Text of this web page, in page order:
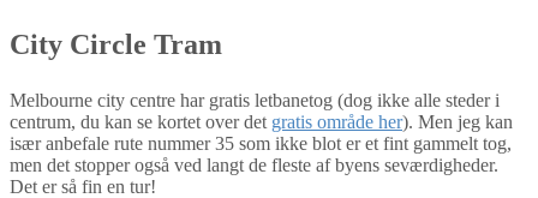
City Circle Tram
Melbourne city centre har gratis letbanetog (dog ikke alle steder i
centrum, du kan se kortet over det gratis område her). Men jeg kan
især anbefale rute nummer 35 som ikke blot er et fint gammelt tog,
men det stopper også ved langt de fleste af byens seværdigheder.
Det er så fin en tur!